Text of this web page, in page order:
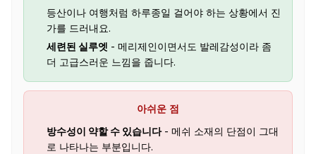
등산이나 여행처럼 하루종일 걸어야 하는 상황에서 진
가를 드러내요.
세련된 실루엣 - 메리제인이면서도 발레감성이라 좀
더 고급스러운 느낌을 줍니다.
아쉬운 점
방수성이 약할 수 있습니다- 메쉬 소재의 단점이 그대
로 나타나는 부분입니다.